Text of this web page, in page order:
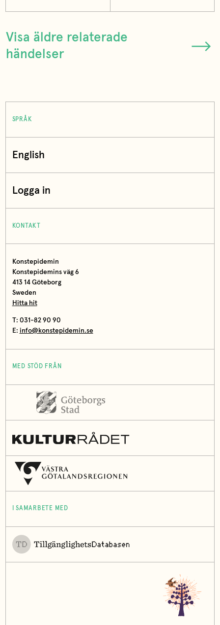
Visa äldre relaterade
händelser
SPRÅK
English
Logga in
KONTAKT
Konstepidemin
Konstepidemins väg 6
413 14 Göteborg
Sweden
Hitta hit
T: 031-82 90 90
E: info@konstepidemin.se
MED STÖD FRÅN
I SAMARBETE MED